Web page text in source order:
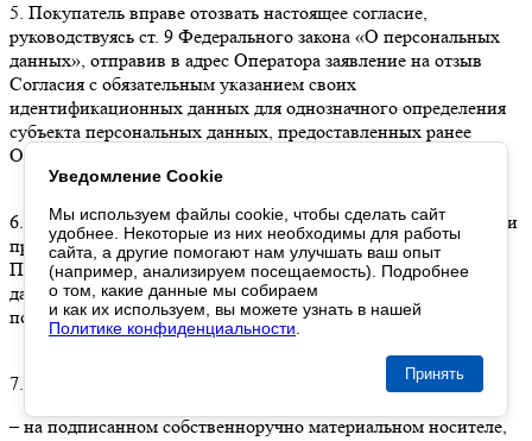
Уведомление Cookie
Мы используем файлы cookie, чтобы сделать сайт
удобнее. Некоторые из них необходимы для работы
сайта, а другие помогают нам улучшать ваш опыт
(например, анализируем посещаемость). Подробнее
о том , какие данные мы собираем
и как их используем
вы можете узнать в нашей
Политике конфиденциальности
Принять
5. Покупатель вправе отозвать настоящее согласие,
руководствуясь ст. 9 Федерального закона «О персональных
данных», отправив в адрес Оператора заявление на отзыв
Согласия с обязательным указанием своих
идентификационных данных для однозначного определения
субъекта персональных данных, предоставленных ранее
Оператору при совершении заказа.
6. Согласие действует с даты его предоставления Оператору и
прекращает свое действие с даты, указанной в заявлении
Покупателя об отзыве согласия на обработку персональных
данных, но не ранее даты, следующей за датой фактического
получения Оператором отзыва Согласия.
7. Заявление на отзыв согласия может быть направлено:
– на подписанном собственноручно материальном носителе,